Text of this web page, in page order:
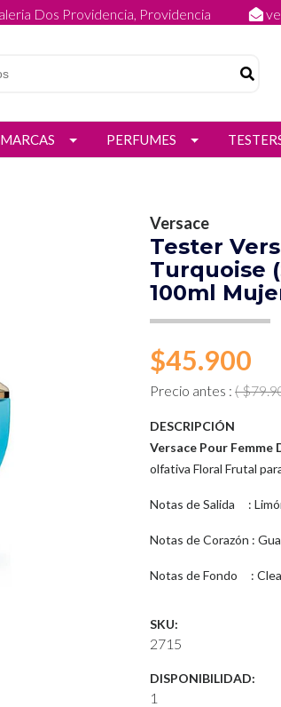
Dos Providencia, Providencia
MARCAS PERFUMES
Versace
Tester
Turquoise
100ml
$45.900
Precio antes : (
DESCRIPCIÓN
Versace Pour Femme
olfativa Floral Frutal
Notas de Salida :
Notas de Corazón :
Notas de Fondo :
SKU:
2715
DISPONIBILIDAD:
1